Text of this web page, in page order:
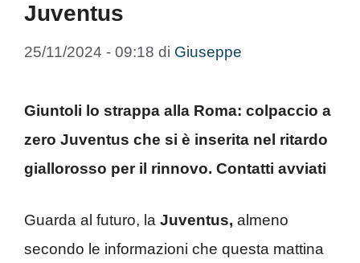
Juventus
25/11/2024 - 09:18 di Giuseppe
Giuntoli lo strappa alla Roma: colpaccio a
zero Juventus che si è inserita nel ritardo
giallorosso per il rinnovo. Contatti avviati
Guarda al futuro, la Juventus, almeno
secondo le informazioni che questa mattina